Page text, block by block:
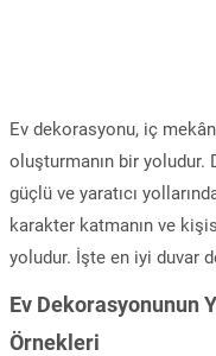
Ev dekorasyonu, iç
oluşturmanın bir yoludur.
güçlü ve yaratıcı
karakter katmanın ve
yoludur. İşte en iyi duvar
Ev Dekorasyonunun
Örnekleri